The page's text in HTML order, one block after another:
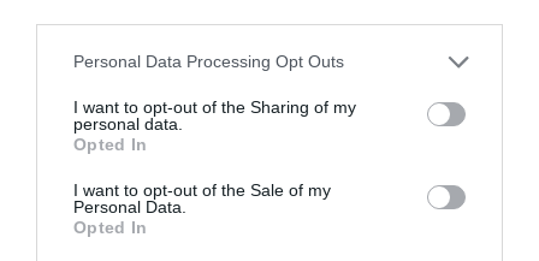
Personal Data Processing Opt Outs
I want to opt-out of the Sharing of my
personal data.
Opted In
I want to opt-out of the Sale of my
Personal Data.
Opted In